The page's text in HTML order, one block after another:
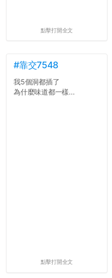
點擊打開全文
#靠交7548
我5個洞都插了
為什麼味道都一樣...
點擊打開全文